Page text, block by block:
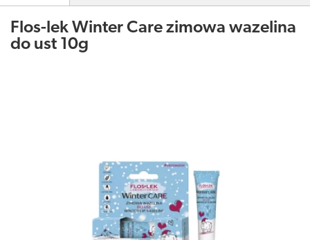
Flos-lek Winter Care zimowa wazelina
do ust 10g